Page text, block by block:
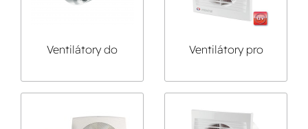
Ventilátory do
Ventilátory pro